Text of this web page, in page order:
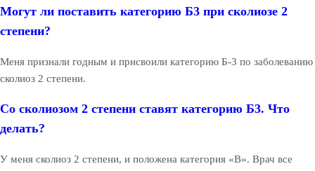
Могут ли поставить категорию Б3 при сколиозе 2
степени?
Меня признали годным и присвоили категорию Б-3 по заболеванию
сколиоз 2 степени.
Со сколиозом 2 степени ставят категорию Б3. Что
делать?
У меня сколиоз 2 степени, и положена категория «В». Врач все